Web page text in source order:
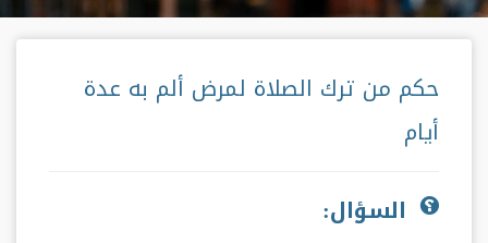
حكم من ترك الصلاة لمرض ألم به عدة
أيام
السؤال: